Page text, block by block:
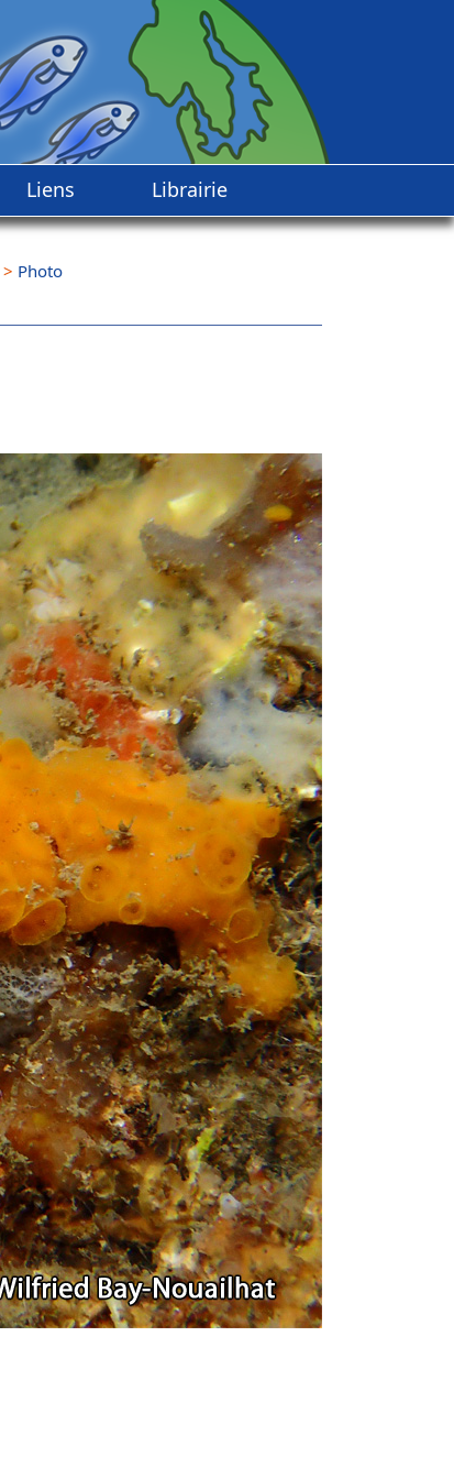
Liens Librairie
> Photo